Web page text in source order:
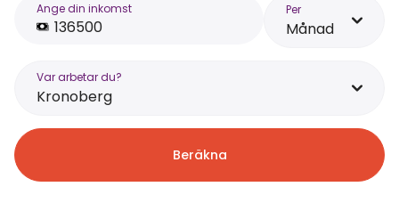
Ange din inkomst Per
Månad
Var arbetar du?
Kronoberg
Beräkna